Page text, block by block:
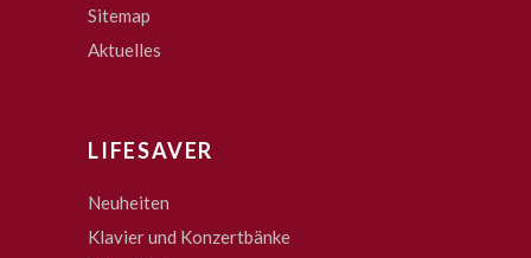
Sitemap
Aktuelles
LIFESAVER
Neuheiten
Klavier und Konzertbänke